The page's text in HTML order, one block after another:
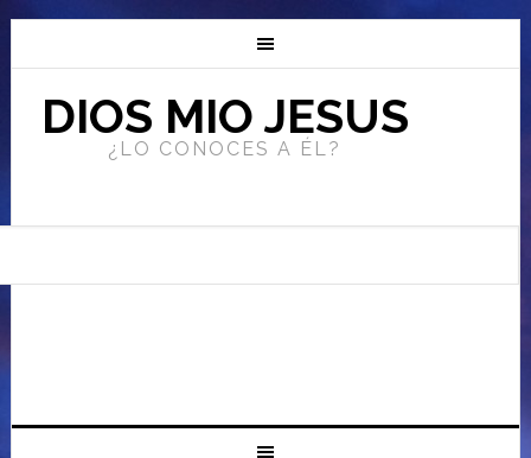
DIOS MIO JESUS
¿LO CONOCES A ÉL?